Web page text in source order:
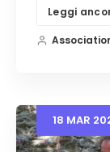
Leggi
18 MAR